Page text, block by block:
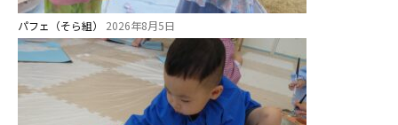
パフェ（そら組） 2026年8月5日